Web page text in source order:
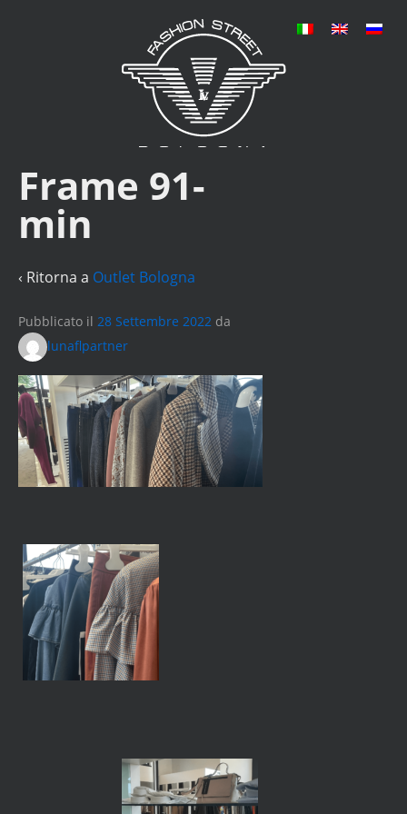
Frame 91-
min
‹ Ritorna a Outlet Bologna
Pubblicato il 28 Settembre 2022 da
lunaflpartner